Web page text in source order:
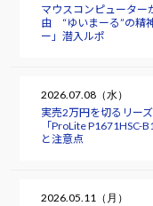
マウスコンピュータ
由 “ゆいまーる”の精
ー」潜入ルポ
2026.07.08（水）
実売2万円を切るリー
「ProLite
と注意点
2026.05.11（月）